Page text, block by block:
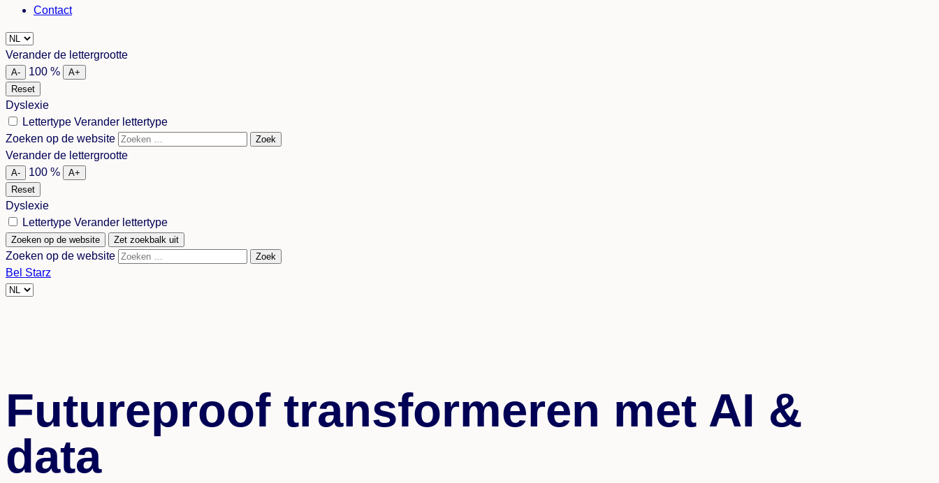
Contact
Choose
a
language
Verander de lettergrootte
A- 100 %
A+
Reset
Dyslexie
Lettertype Verander lettertype
Zoeken op de website
Zoek
Verander de lettergrootte
A- 100 %
A+
Reset
Dyslexie
Lettertype Verander lettertype
Zoeken op de website Zet zoekbalk uit
Zoeken op de website Zoek
Bel Starz
Choose
Futureproof transformeren met AI &
data